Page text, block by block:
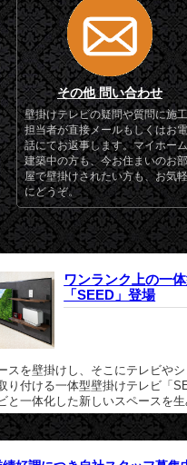
その他 問い合わせ
壁掛けテレビの疑問や質問に施工
担当者が直接メールもしくはお電
話にてお返事します。マイホーム
建築中の方も、今お住まいのお部
屋で壁掛けされたい方も、お気軽
にどうぞ。
ワンランク上の一
「SEED」登場
スを壁掛けし、そこにテレビや
り付ける一体型壁掛けテレビ「
と一体化した新しいスペースを生